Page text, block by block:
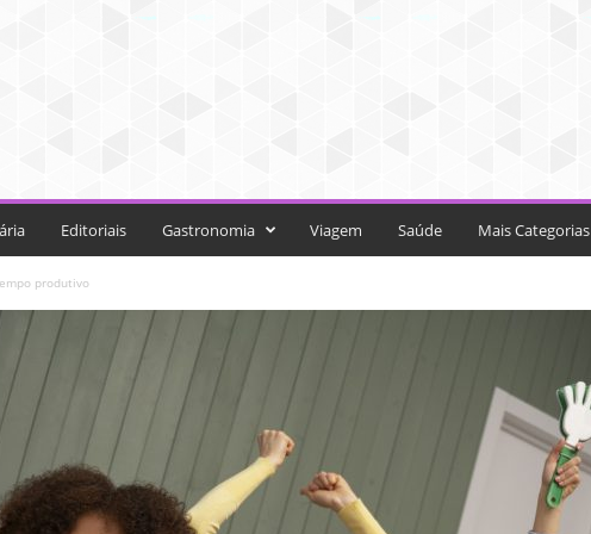
Editoriais Gastronomia Viagem Saúde Mais Categorias
produtivo